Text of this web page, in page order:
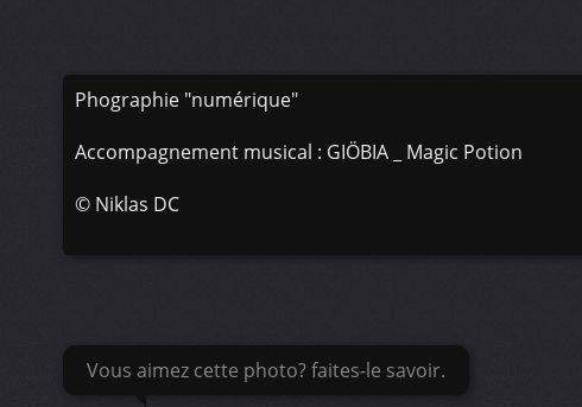
Phographie "numérique"
Accompagnement musical : GIÖBIA _ Magic Potion
© Niklas DC
Vous aimez cette photo? faites-le savoir.